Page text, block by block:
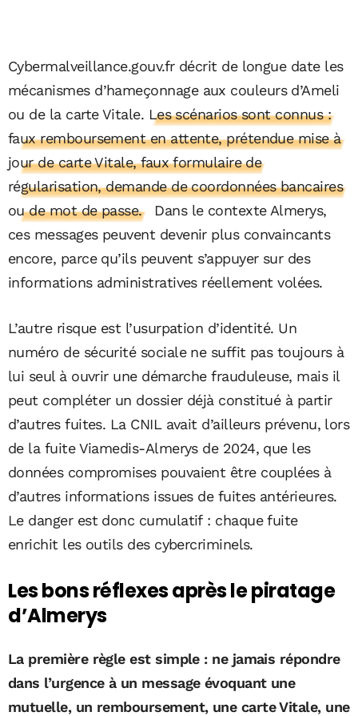
Cybermalveillance.gouv.fr décrit de longue date les
mécanismes d’hameçonnage aux couleurs d’Ameli
ou de la carte Vitale. Les scénarios sont connus :
faux remboursement en attente, prétendue mise à
jour de carte Vitale, faux formulaire de
régularisation, demande de coordonnées bancaires
ou de mot de passe.
Dans le contexte Almerys,
ces messages peuvent devenir plus convaincants
encore, parce qu’ils peuvent s’appuyer sur des
informations administratives réellement volées.
L’autre risque est l’usurpation d’identité. Un
numéro de sécurité sociale ne suffit pas toujours à
lui seul à ouvrir une démarche frauduleuse, mais il
peut compléter un dossier déjà constitué à partir
d’autres fuites. La CNIL avait d’ailleurs prévenu, lors
de la fuite Viamedis-Almerys de 2024, que les
données compromises pouvaient être couplées à
d’autres informations issues de fuites antérieures.
Le danger est donc cumulatif : chaque fuite
enrichit les outils des cybercriminels.
Les bons réflexes après le piratage
d’Almerys
La première règle est simple : ne jamais répondre
dans l’urgence à un message évoquant une
mutuelle, un remboursement, une carte Vitale, une